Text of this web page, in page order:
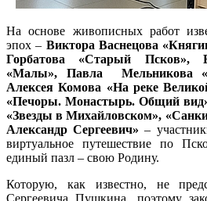
На основе живописных работ
эпох – Виктора Васнецова
Горбатова «Старый Псков»,
«Малы», Павла Мельникова
Алексея Комова «На реке
«Печоры. Монастырь. Общий
«Звезды в Михайловском»,
Александр Сергеевич» –
виртуальное путешествие по
единый пазл – свою Родину.
Которую, как известно, не
Сергеевича Пушкина, поэтому